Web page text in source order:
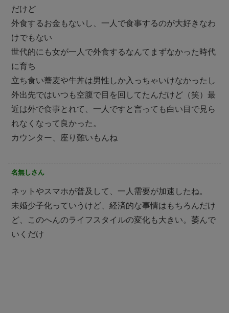
だけど
外食するお金もないし、一人で食事するのが大好きなわ
けでもない
世代的にも女が一人で外食するなんてまずなかった時代
に育ち
立ち食い蕎麦や牛丼は男性しか入っちゃいけなかったし
外出先ではいつも空腹で目を回してたんだけど（笑）最
近は外で食事とれて、一人ですと言っても白い目で見ら
れなくなって良かった。
カウンター、座り難いもんね
名無しさん
ネットやスマホが普及して、一人需要が加速したね。
未婚少子化っていうけど、経済的な事情はもちろんだけ
ど、このへんのライフスタイルの変化も大きい。萎んで
いくだけ